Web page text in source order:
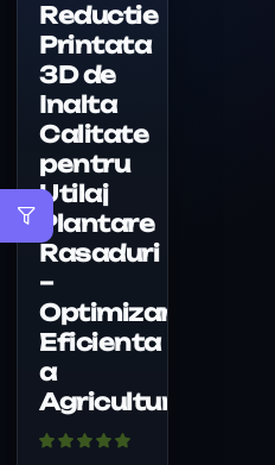
Reductie
Printata
3D de
Inalta
Calitate
pentru
Utilaj
Plantare
Rasaduri
–
Optimizare
Eficienta
a
Agriculturii